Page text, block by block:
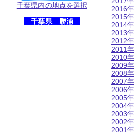
千葉県内の地点を選択
千葉県 勝浦
2016年
2015年
2014年
2013年
2012年
2011年
2010年
2009年
2008年
2007年
2006年
2005年
2004年
2003年
2002年
2001年